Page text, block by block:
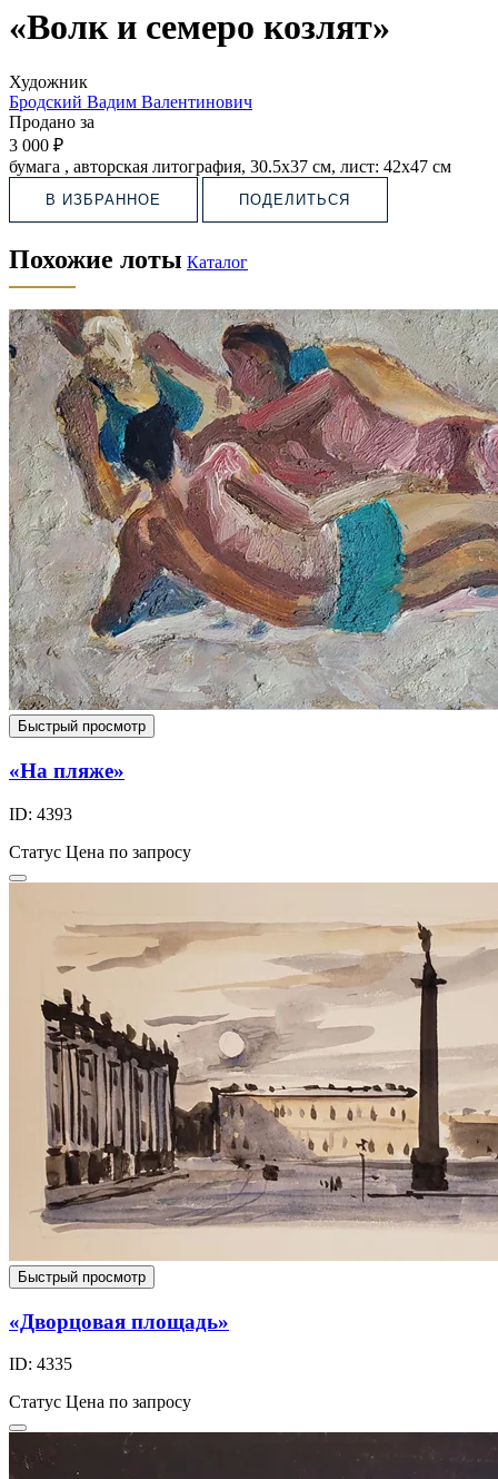
«Волк и семеро козлят»
Художник
Бродский Вадим Валентинович
Продано за
3 000 ₽
бумага , авторская литография, 30.5х37 см, лист: 42х47 см
В ИЗБРАННОЕ ПОДЕЛИТЬСЯ
Похожие лоты Каталог
Быстрый просмотр
«На пляже»
ID: 4393
Статус Цена по запросу
Быстрый просмотр
«Дворцовая площадь»
ID: 4335
Статус Цена по запросу